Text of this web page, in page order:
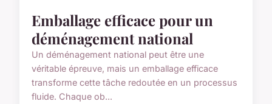
Emballage efficace pour un
déménagement national
Un déménagement national peut être une
véritable épreuve, mais un emballage efficace
transforme cette tâche redoutée en un processus
fluide. Chaque ob...